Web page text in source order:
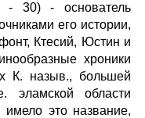
- 30) - основатель
его истории,
Ктесий, Юстин и
хроники
К. назыв., большей
эламской области
это название,